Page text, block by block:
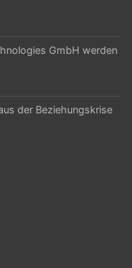
GmbH werden
der Beziehungskrise